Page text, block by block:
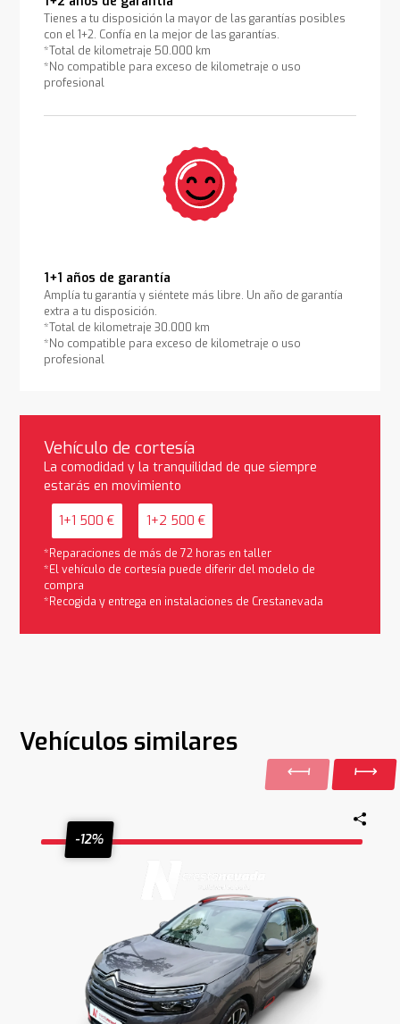
Tienes a tu disposición la mayor de las garantías posibles
con el 1+2. Confía en la mejor de las garantías.
*Total de kilometraje 50.000 km
*No compatible para exceso de kilometraje o uso
profesional
1+1 años de garantía
Amplía tu garantía y siéntete más libre. Un año de garantía
extra a tu disposición.
*Total de kilometraje 30.000 km
*No compatible para exceso de kilometraje o uso
profesional
Vehículo de cortesía
La comodidad y la tranquilidad de que siempre
estarás en movimiento
1+1 500 € 1+2 500 €
*Reparaciones de más de 72 horas en taller
*El vehículo de cortesía puede diferir del modelo de
compra
*Recogida y entrega en instalaciones de Crestanevada
Vehículos similares
-12%